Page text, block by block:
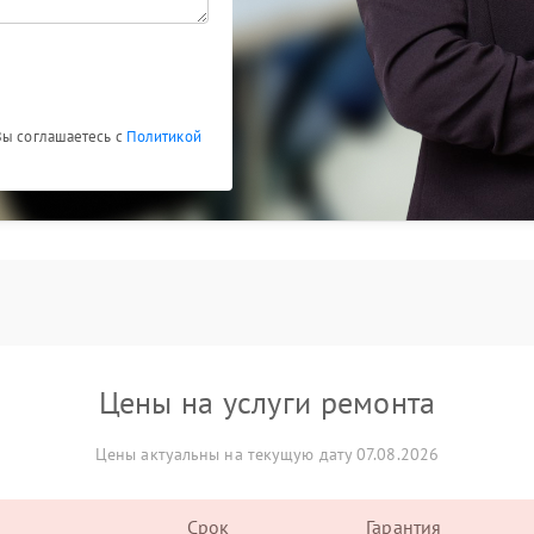
соглашаетесь с Политикой
Цены на услуги ремонта
Цены актуальны на текущую дату 07.08.2026
Срок Гарантия